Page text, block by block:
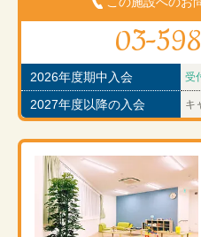
03-
2026年度期中入会 受
2027年度以降の入会 キ